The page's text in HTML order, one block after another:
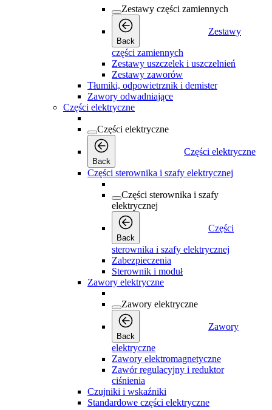
Zestawy części zamiennych
Back
Zestawy
części zamiennych
Zestawy uszczelek i uszczelnień
Zestawy zaworów
Tłumiki, odpowietrznik i demister
Zawory odwadniające
Części elektryczne
Części elektryczne
Back
Części elektryczne
Części sterownika i szafy elektrycznej
Części sterownika i szafy
elektrycznej
Back
Części
sterownika i szafy elektrycznej
Zabezpieczenia
Sterownik i moduł
Zawory elektryczne
Zawory elektryczne
Back
Zawory
elektryczne
Zawory elektromagnetyczne
Zawór regulacyjny i reduktor
ciśnienia
Czujniki i wskaźniki
Standardowe części elektryczne